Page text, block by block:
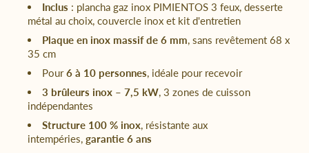
Inclus : plancha gaz inox PIMIENTOS 3 feux, desserte
métal au choix, couvercle inox et kit d'entretien
Plaque en inox massif de 6 mm, sans revêtement 68 x
35 cm
Pour6 à 10 personnes, idéale pour recevoir
3 brûleurs inox – 7,5 kW, 3 zones de cuisson
indépendantes
Structure 100 % inox, résistante aux
intempéries, garantie 6 ans